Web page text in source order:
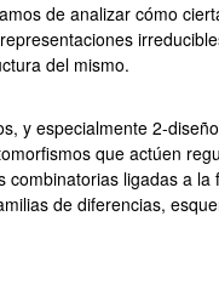
de analizar cómo
del mismo.
y especialmente 2-
que actúen
combinatorias ligadas a
de diferencias,